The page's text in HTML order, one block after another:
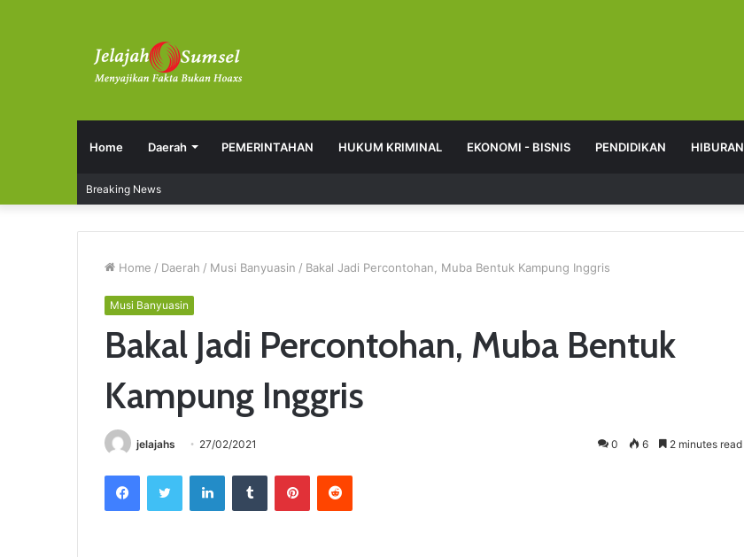
Home Daerah PEMERINTAHAN HUKUM KRIMINAL EKONOMI - BISNIS PENDIDIKAN HIBURAN
Breaking News
Home / Daerah / Musi Banyuasin / Bakal Jadi Percontohan, Muba Bentuk Kampung Inggris
Musi Banyuasin
Bakal Jadi Percontohan, Muba Bentuk
Kampung Inggris
jelajahs 27/02/2021 0 6 2 minutes read